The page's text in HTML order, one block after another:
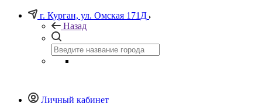
г. Курган, ул. Омская 171Д
Назад
Личный кабинет